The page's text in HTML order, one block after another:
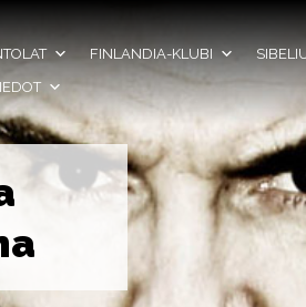
FINLANDIA-KLUBI